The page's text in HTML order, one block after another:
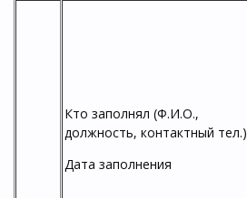
Кто заполнял (Ф.И.О.,
должность, контактный тел.)
Дата заполнения